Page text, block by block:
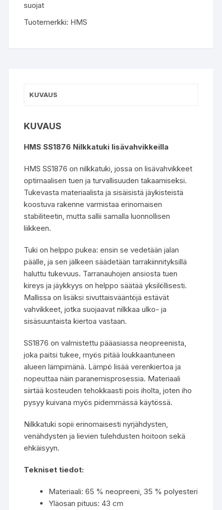
suojat
Tuotemerkki: HMS
KUVAUS
KUVAUS
HMS SS1876 Nilkkatuki lisävahvikkeilla
HMS SS1876 on nilkkatuki, jossa on lisävahvikkeet
optimaalisen tuen ja turvallisuuden takaamiseksi.
Tukevasta materiaalista ja sisäisistä jäykisteistä
koostuva rakenne varmistaa erinomaisen
stabiliteetin, mutta sallii samalla luonnollisen
liikkeen.
Tuki on helppo pukea: ensin se vedetään jalan
päälle, ja sen jälkeen säädetään tarrakiinnityksillä
haluttu tukevuus. Tarranauhojen ansiosta tuen
kireys ja jäykkyys on helppo säätää yksilöllisesti.
Mallissa on lisäksi sivuttaisvääntöjä estävät
vahvikkeet, jotka suojaavat nilkkaa ulko- ja
sisäsuuntaista kiertoa vastaan.
SS1876 on valmistettu pääasiassa neopreenista,
joka paitsi tukee, myös pitää loukkaantuneen
alueen lämpimänä. Lämpö lisää verenkiertoa ja
nopeuttaa näin paranemisprosessia. Materiaali
siirtää kosteuden tehokkaasti pois iholta, joten iho
pysyy kuivana myös pidemmässä käytössä.
Nilkkatuki sopii erinomaisesti nyrjähdysten,
venähdysten ja lievien tulehdusten hoitoon sekä
ehkäisyyn.
Tekniset tiedot:
Materiaali: 65 % neopreeni, 35 % polyesteri
Yläosan pituus: 43 cm